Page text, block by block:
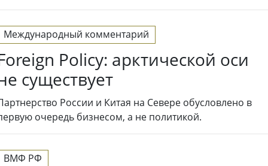
Международный комментарий
Policy: арктической оси
существует
России и Китая на Севере обусловлено в
очередь бизнесом, а не политикой.
ВМФ РФ